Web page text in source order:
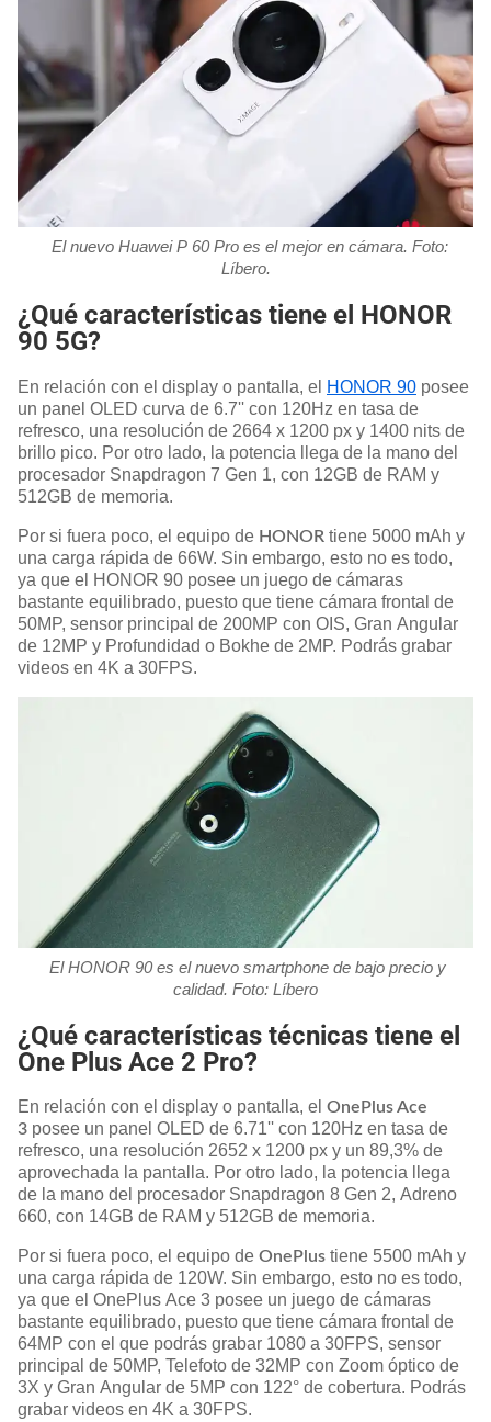
El nuevo Huawei P 60 Pro es el mejor en cámara. Foto:
Líbero.
¿Qué características tiene el HONOR
90 5G?
En relación con el display o pantalla, el HONOR 90 posee
un panel OLED curva de 6.7'' con 120Hz en tasa de
refresco, una resolución de 2664 x 1200 px y 1400 nits de
brillo pico. Por otro lado, la potencia llega de la mano del
procesador Snapdragon 7 Gen 1, con 12GB de RAM y
512GB de memoria.
Por si fuera poco, el equipo de HONOR tiene 5000 mAh y
una carga rápida de 66W. Sin embargo, esto no es todo,
ya que el HONOR 90 posee un juego de cámaras
bastante equilibrado, puesto que tiene cámara frontal de
50MP, sensor principal de 200MP con OIS, Gran Angular
de 12MP y Profundidad o Bokhe de 2MP. Podrás grabar
videos en 4K a 30FPS.
El HONOR 90 es el nuevo smartphone de bajo precio y
calidad. Foto: Líbero
¿Qué características técnicas tiene el
One Plus Ace 2 Pro?
En relación con el display o pantalla, el OnePlus Ace
3 posee un panel OLED de 6.71'' con 120Hz en tasa de
refresco, una resolución 2652 x 1200 px y un 89,3% de
aprovechada la pantalla. Por otro lado, la potencia llega
de la mano del procesador Snapdragon 8 Gen 2, Adreno
660, con 14GB de RAM y 512GB de memoria.
Por si fuera poco, el equipo de OnePlus tiene 5500 mAh y
una carga rápida de 120W. Sin embargo, esto no es todo,
ya que el OnePlus Ace 3 posee un juego de cámaras
bastante equilibrado, puesto que tiene cámara frontal de
64MP con el que podrás grabar 1080 a 30FPS, sensor
principal de 50MP, Telefoto de 32MP con Zoom óptico de
3X y Gran Angular de 5MP con 122° de cobertura. Podrás
grabar videos en 4K a 30FPS.